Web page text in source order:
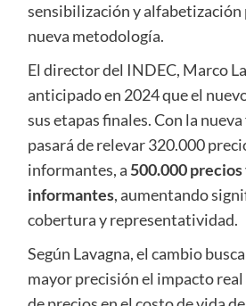
sensibilización y alfabetización
nueva metodología.
El director del INDEC, Marco
anticipado en 2024 que el
sus etapas finales. Con la
pasará de relevar 320.000
informantes, a 500.000 precios
informantes, aumentando
cobertura y representatividad.
Según Lavagna, el cambio
mayor precisión el impacto